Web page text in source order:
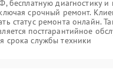
бесплатную диагностику и
срочный ремонт.
статус ремонта онлайн.
постгарантийное
срока службы техники